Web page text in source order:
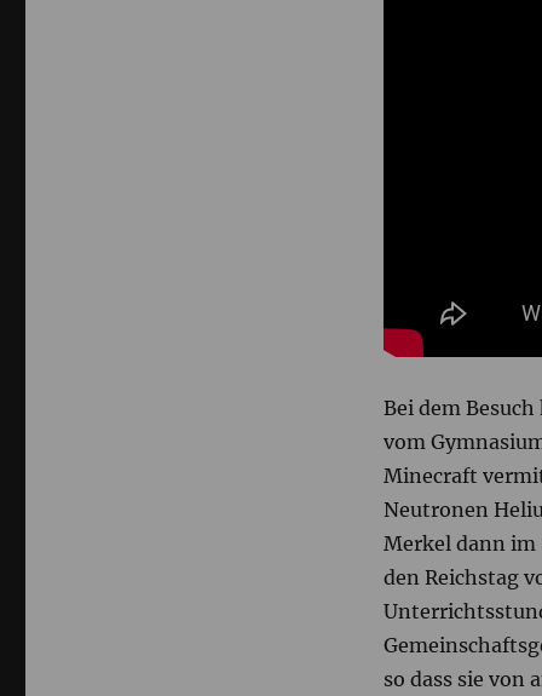
Bei dem
vom
Minecraft
Neutronen
Merkel dann im
den Reichstag
so dass sie von